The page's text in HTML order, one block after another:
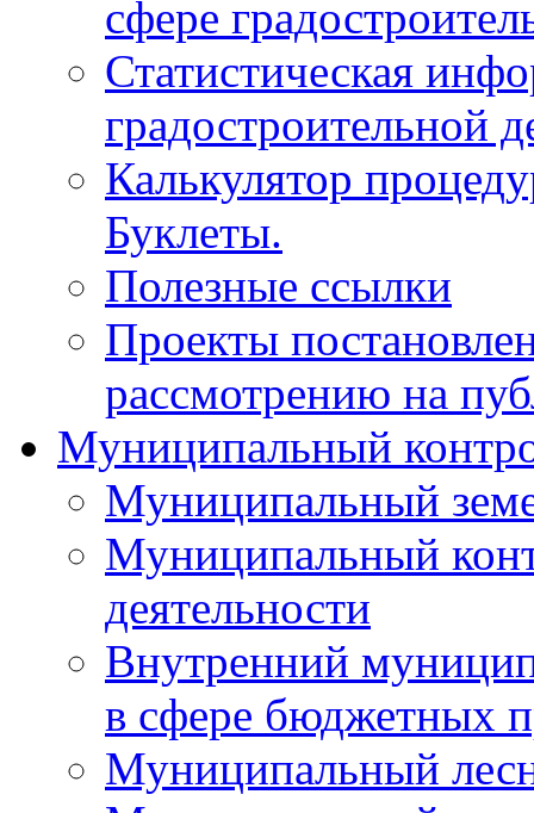
сфере
Статистическая
градостроительной
Калькулятор
Буклеты.
Полезные ссылки
Проекты
рассмотрению на
Муниципальный
Муниципальный
Муниципальный
деятельности
Внутренний
в сфере бюджетных
Муниципальный